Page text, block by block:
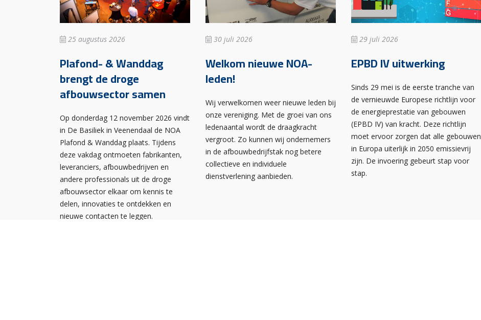
25 augustus 2026
Plafond- & Wanddag
brengt de droge
afbouwsector samen
Op donderdag 12 november 2026 vindt
in De Basiliek in Veenendaal de NOA
Plafond & Wanddag plaats. Tijdens
deze vakdag ontmoeten fabrikanten,
leveranciers, afbouwbedrijven en
andere professionals uit de droge
afbouwsector elkaar om kennis te
delen, innovaties te ontdekken en
nieuwe contacten te leggen.
30 juli 2026
Welkom nieuwe NOA-
leden!
Wij verwelkomen weer nieuwe leden bij
onze vereniging. Met de groei van ons
ledenaantal wordt de draagkracht
vergroot. Zo kunnen wij ondernemers
in de afbouwbedrijfstak nog betere
collectieve en individuele
dienstverlening aanbieden.
29 juli 2026
EPBD IV uitwerking
Sinds 29 mei is de eerste tranche van
de vernieuwde Europese richtlijn voor
de energieprestatie van gebouwen
(EPBD IV) van kracht. Deze richtlijn
moet ervoor zorgen dat alle gebouwen
in Europa uiterlijk in 2050 emissievrij
zijn. De invoering gebeurt stap voor
stap.